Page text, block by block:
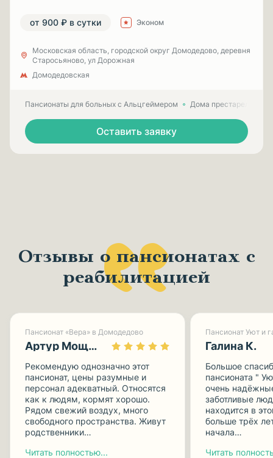
от 900 ₽ в сутки Эконом
Московская область, городской округ Домодедово, деревня
Старосьяново, ул Дорожная
Домодедовская
Пансионаты для больных с Альцгеймером Дома престарелых
Оставить заявку
Отзывы о пансионатах с
реабилитацией
Пансионат «Вера» в Домодедово
Артур Мощницкий
Рекомендую однозначно этот
пансионат, цены разумные и
персонал адекватный. Относятся
как к людям, кормят хорошо.
Рядом свежий воздух, много
свободного пространства. Живут
родственники…
Читать полностью...
Галина К.
Большое
пансионата "
очень
заботливые
находится в
больше трёх
начала…
Читать